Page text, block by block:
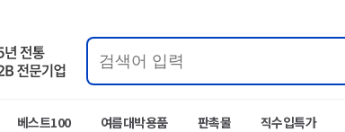
베스트100 여름대박용품 판촉물 직수입특가